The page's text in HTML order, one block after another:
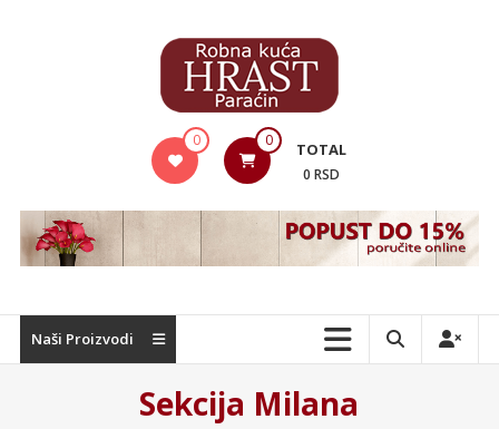
Nameštaj
0 0 TOTAL
0 RSD
Naši Proizvodi
Sekcija Milana